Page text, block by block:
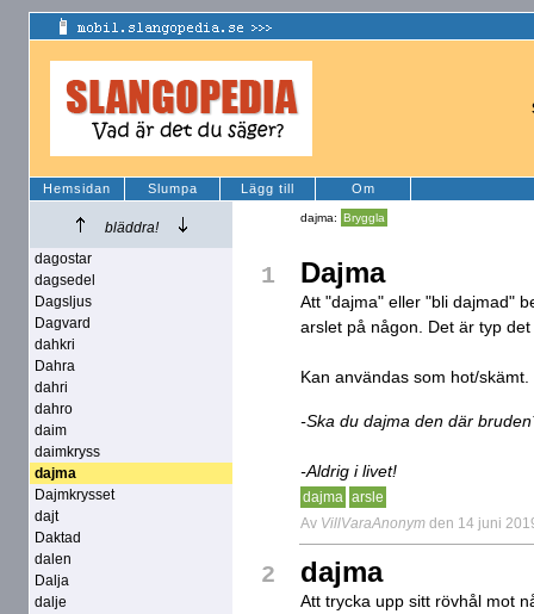
Hemsidan Slumpa Lägg till Om
bläddra!
dagostar
dagsedel
Dagsljus
Dagvard
dahkri
Dahra
dahri
dahro
daim
daimkryss
dajma
Dajmkrysset
dajt
Daktad
dalen
Dalja
dalje
dajma: Bryggla
1 Dajma
Att "dajma" eller "bli dajmad"
arslet på någon. Det är typ
Kan användas som hot/skämt.
-Ska du dajma den där
-Aldrig i livet!
dajma arsle
Av VillVaraAnonym den 14 juni
2 dajma
Att trycka upp sitt rövhål mot